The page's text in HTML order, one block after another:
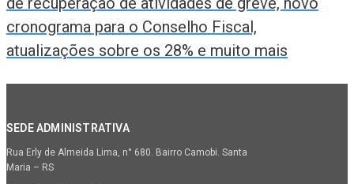
cronograma para o Conselho Fiscal,
atualizações sobre os 28% e muito mais
SEDE ADMINISTRATIVA
Rua Erly de Almeida Lima, n° 680. Bairro Camobi. Santa
Maria – RS